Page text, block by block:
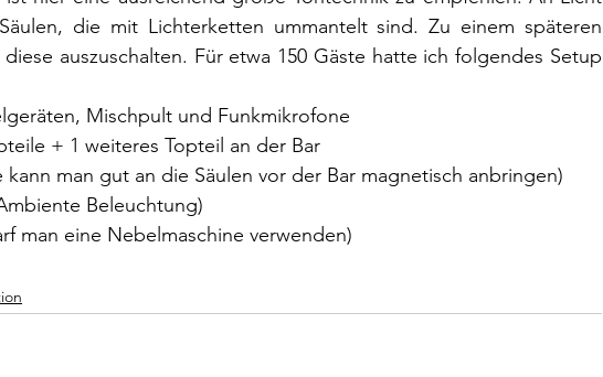
die mit Lichterketten ummantelt sind. Zu einem späteren
auszuschalten. Für etwa 150 Gäste hatte ich folgendes Setup
Mischpult und Funkmikrofone
+ 1 weiteres Topteil an der Bar
kann man gut an die Säulen vor der Bar magnetisch anbringen)
Beleuchtung)
man eine Nebelmaschine verwenden)